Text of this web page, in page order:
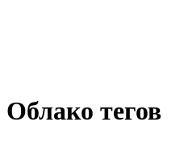
Облако тегов